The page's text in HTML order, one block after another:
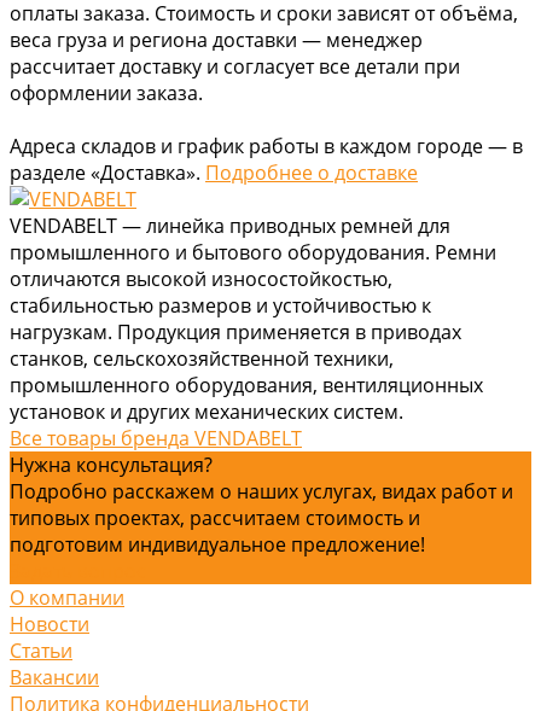
оплаты заказа. Стоимость и сроки зависят от объёма,
веса груза и региона доставки — менеджер
рассчитает доставку и согласует все детали при
оформлении заказа.
Адреса складов и график работы в каждом городе — в
разделе «Доставка». Подробнее о доставке
VENDABELT — линейка приводных ремней для
промышленного и бытового оборудования. Ремни
отличаются высокой износостойкостью,
стабильностью размеров и устойчивостью к
нагрузкам. Продукция применяется в приводах
станков, сельскохозяйственной техники,
промышленного оборудования, вентиляционных
установок и других механических систем.
Все товары бренда VENDABELT
Нужна консультация?
Подробно расскажем о наших услугах, видах работ и
типовых проектах, рассчитаем стоимость и
подготовим индивидуальное предложение!
О компании
Новости
Статьи
Вакансии
Политика конфиденциальности